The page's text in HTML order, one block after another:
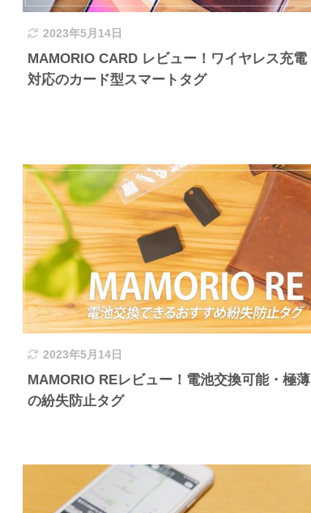
2023年5月14日
MAMORIO CARD レビュー！ワイヤレス充電
対応のカード型スマートタグ
2023年5月14日
MAMORIO REレビュー！電池交換可能・極薄
の紛失防止タグ